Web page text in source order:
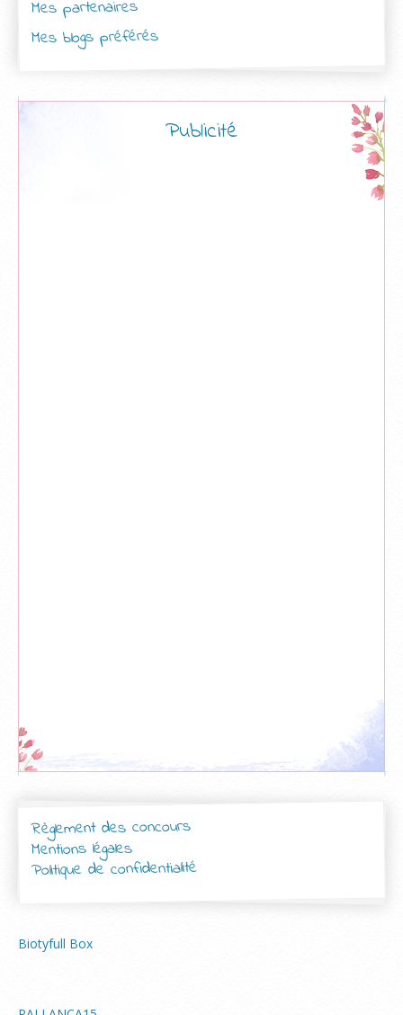
Mes partenaires
Mes blogs préférés
Publicité
Règlement des concours
Mentions légales
Politique de confidentialité
Biotyfull Box